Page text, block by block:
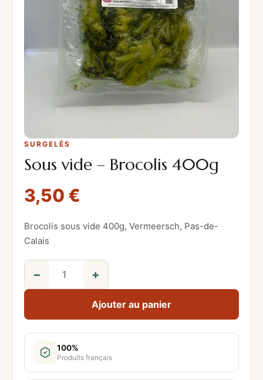
SURGELÉS
Sous vide – Brocolis 400g
3,50 €
Brocolis sous vide 400g, Vermeersch, Pas-de-
Calais
u
a
− +
Ajouter au panier
100%
Produits français